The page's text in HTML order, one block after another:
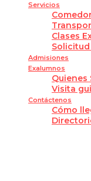
Servicios
Clases
Admisiones
Exalumnos
Quienes
Visita
Contáctenos
Cómo